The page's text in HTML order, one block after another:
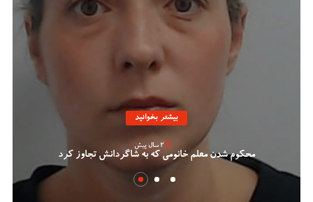
بیشتر بخوانید
محکوم شدن معلم خانومی که به شاگردانش تجاوز کرد
2 سال پیش